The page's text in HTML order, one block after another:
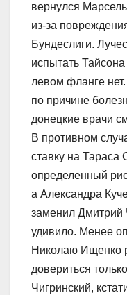
вернулся
из-за
Бундеслиги.
испытать
левом фланге
по причине
донецкие врачи
В противном
ставку на Тараса
определенный
а Александра
заменил Дмитрий
удивило. Менее
Николаю Ищенко
довериться
Чигринский,